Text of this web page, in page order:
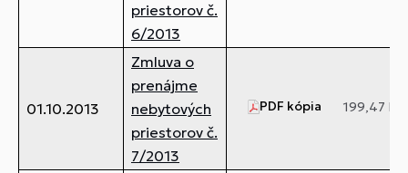
priestorov č.
6/2013
01.10.2013
Zmluva o
prenájme
nebytových
priestorov č.
7/2013
PDF kópia 199,47 kB